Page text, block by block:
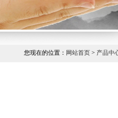
您现在的位置： 网站首页 > 产品中